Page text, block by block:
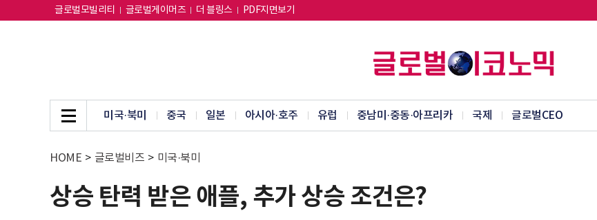
글로벌모빌리티 글로벌게이머즈 더 블링스 PDF지면보기
미국·북미 중국 일본 아시아·호주 유럽 중남미·중동·아프리카 국제 글로벌CEO
HOME > 글로벌비즈 > 미국·북미
상승 탄력 받은 애플, 추가 상승 조건은?